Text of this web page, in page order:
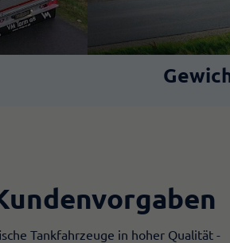
Tankfahrzeuge in hoher Qualität -